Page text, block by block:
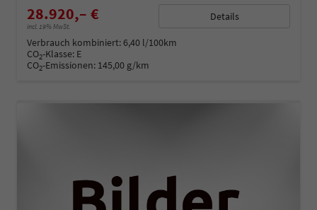
28.920,– €
incl. 19% MwSt.
Details
Verbrauch kombiniert:6,40 l/100km
CO2-Klasse: E
CO2-Emissionen: 145,00 g/km